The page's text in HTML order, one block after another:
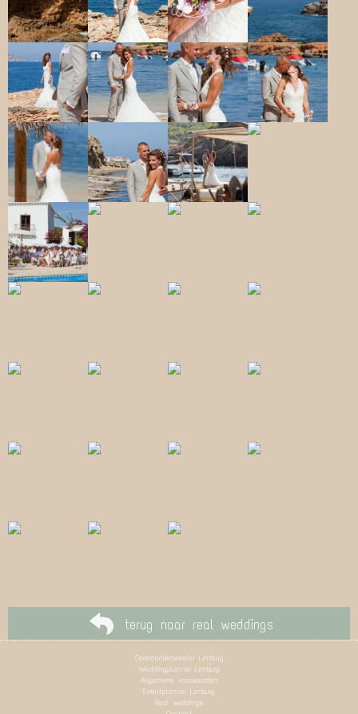
terug naar real weddings
Ceremoniemeester Limburg
Weddingplanner Limburg
Algemene voorwaarden
Eventplanner Limburg
Real weddings